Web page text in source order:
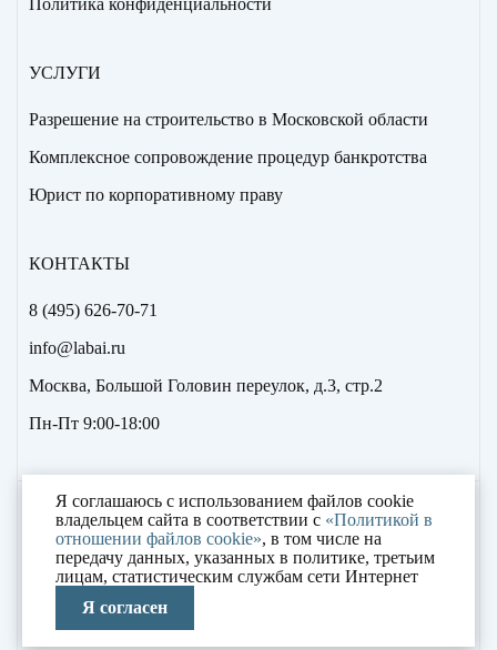
Политика конфиденциальности
УСЛУГИ
Разрешение на строительство в Московской области
Комплексное сопровождение процедур банкротства
Юрист по корпоративному праву
КОНТАКТЫ
8 (495) 626-70-71
info@labai.ru
Москва, Большой Головин переулок, д.3, стр.2
Пн-Пт 9:00-18:00
2000 – 2023 © «Лаборатория антикризисных
исследований»
Я соглашаюсь с использованием файлов cookie
владельцем сайта в соответствии с «Политикой в
отношении файлов cookie», в том числе на
передачу данных, указанных в политике, третьим
лицам, статистическим службам сети Интернет
Я согласен